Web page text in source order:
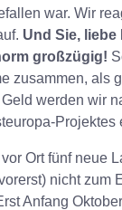
war. Wir
Und Sie, liebe
großzügig!
zusammen, als
werden wir
Projektes
Ort fünf neue
nicht zum
Anfang